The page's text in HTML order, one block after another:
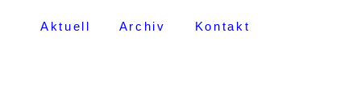
Aktuell Archiv Kontakt